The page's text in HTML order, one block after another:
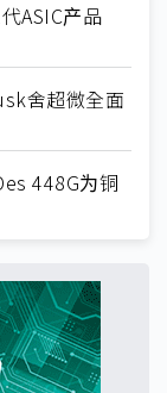
ASIC产品
舍超微全面
448G为铜